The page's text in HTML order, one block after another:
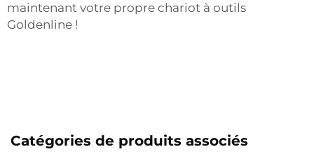
maintenant votre propre chariot à outils
Goldenline !
Catégories de produits associés